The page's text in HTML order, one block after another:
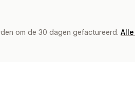
om de 30 dagen gefactureerd.